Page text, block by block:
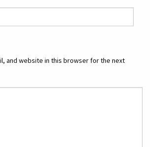
and website in this browser for the next